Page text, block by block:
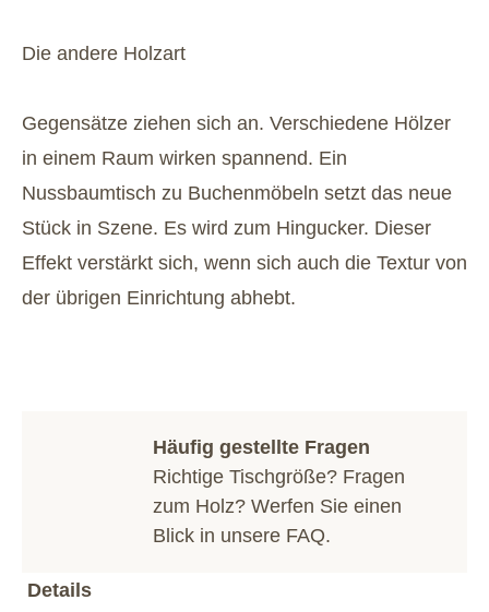
Die andere Holzart
Gegensätze ziehen sich an. Verschiedene Hölzer
in einem Raum wirken spannend. Ein
Nussbaumtisch zu Buchenmöbeln setzt das neue
Stück in Szene. Es wird zum Hingucker. Dieser
Effekt verstärkt sich, wenn sich auch die Textur von
der übrigen Einrichtung abhebt.
Häufig gestellte Fragen
Richtige Tischgröße? Fragen
zum Holz? Werfen Sie einen
Blick in unsere FAQ.
Details